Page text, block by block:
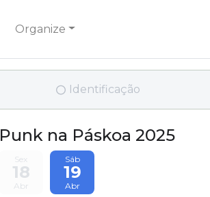
Organize
Identificação
Punk na Páskoa 2025
Sex
18
Abr
Sáb
19
Abr